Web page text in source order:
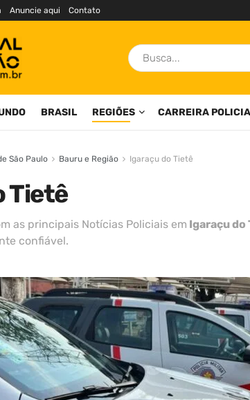
Anuncie aqui Contato
BRASIL REGIÕES CARREIRA
São Paulo Bauru e Região Igaraçu do Tietê
Tietê
as principais Notícias Policiais em Igaraçu do
confiável.